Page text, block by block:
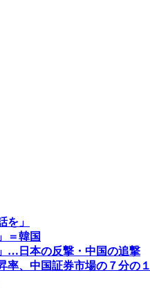
を」
＝韓国
…日本の反撃・中国の追撃
、中国証券市場の７分の１